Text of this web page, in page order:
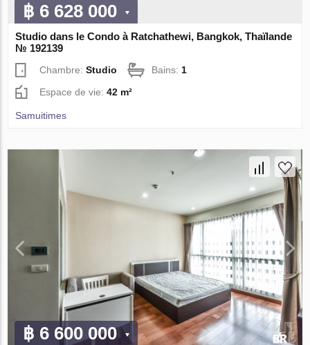
฿ 6 628 000
Studio dans le Condo à Ratchathewi, Bangkok, Thaïlande
№ 192139
Chambre:Studio Bains:1
Espace de vie:42 m²
Samuitimes
฿ 6 600 000